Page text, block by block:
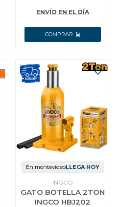
ENVÍO EN EL DÍA
En montevideoLLEGA HOY
INGCO
GATO BOTELLA 2TON
INGCO HBJ202